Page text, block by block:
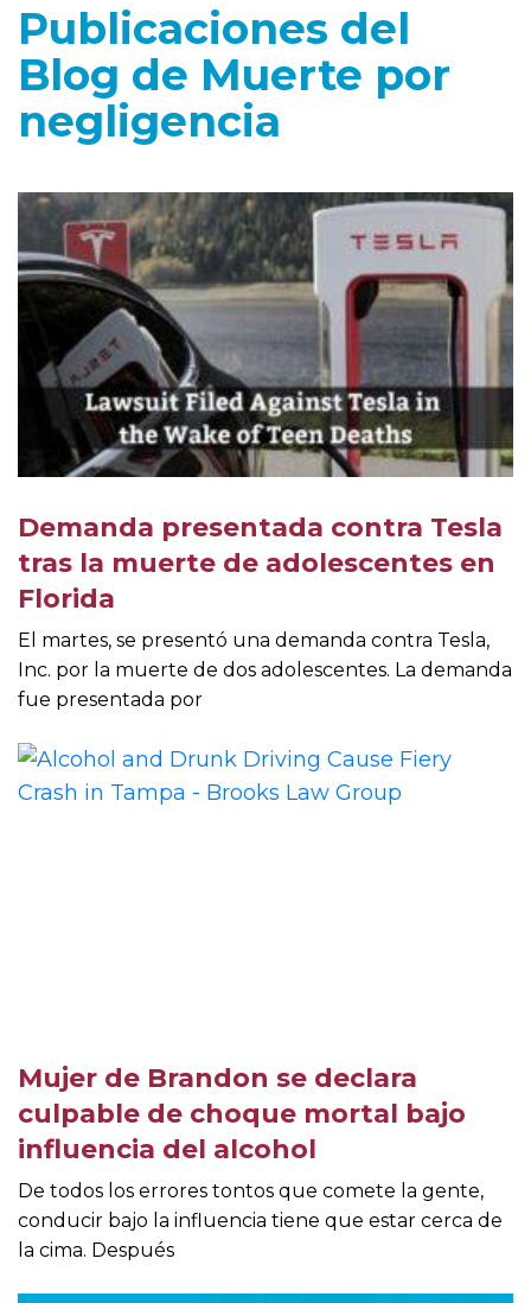
Publicaciones del
Blog de Muerte por
negligencia
Demanda presentada contra Tesla
tras la muerte de adolescentes en
Florida
El martes, se presentó una demanda contra Tesla,
Inc. por la muerte de dos adolescentes. La demanda
fue presentada por
Mujer de Brandon se declara
culpable de choque mortal bajo
influencia del alcohol
De todos los errores tontos que comete la gente,
conducir bajo la influencia tiene que estar cerca de
la cima. Después